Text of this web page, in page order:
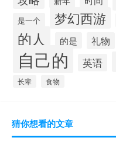
是一个 梦幻西游
的人 的是 礼物
自己的 英语
长辈 食物
猜你想看的文章